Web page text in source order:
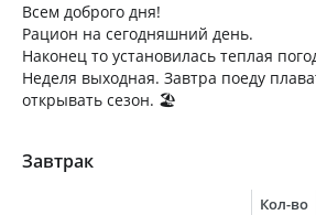
Всем доброго дня!
Рацион на сегодняшний день.
Наконец то установилась теплая
Неделя выходная. Завтра поеду
открывать сезон. 🏖️
Завтрак
Кол-во